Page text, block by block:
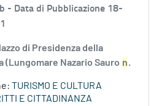
- Data di Pubblicazione 18-
di Presidenza della
(Lungomare Nazario Sauro n.
TURISMO E CULTURA
E CITTADINANZA